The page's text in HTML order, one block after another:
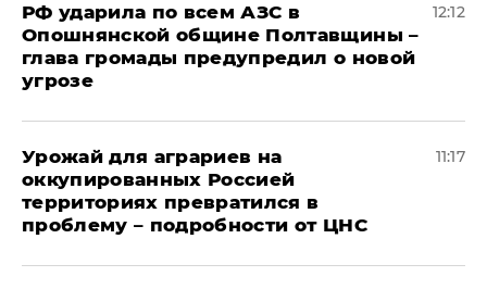
РФ ударила по всем АЗС в
Опошнянской общине Полтавщины –
глава громады предупредил о новой
угрозе
12:12
Урожай для аграриев на
оккупированных Россией
территориях превратился в
проблему – подробности от ЦНС
11:17